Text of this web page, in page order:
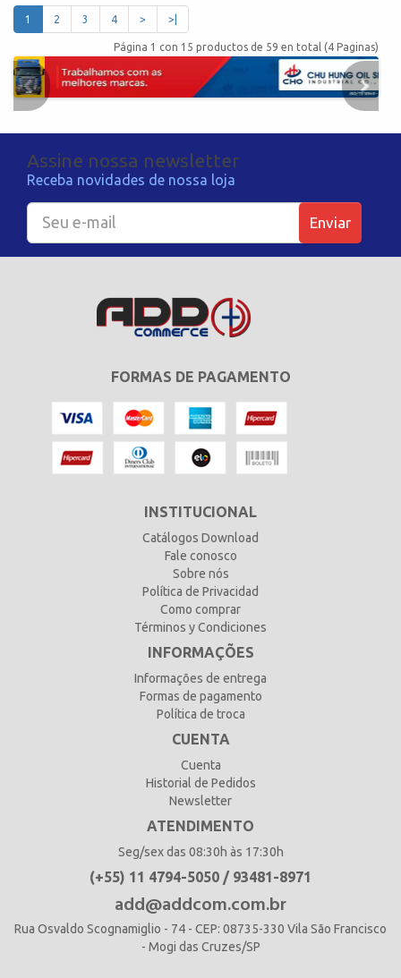
1 2 3 4 > >|
Página 1 con 15 productos de 59 en total (4 Paginas)
Assine nossa newsletter
Receba novidades de nossa loja
Enviar
FORMAS DE PAGAMENTO
INSTITUCIONAL
Catálogos Download
Fale conosco
Sobre nós
Política de Privacidad
Como comprar
Términos y Condiciones
INFORMAÇÕES
Informações de entrega
Formas de pagamento
Política de troca
CUENTA
Cuenta
Historial de Pedidos
Newsletter
ATENDIMENTO
Seg/sex das 08:30h às 17:30h
(+55) 11 4794-5050 / 93481-8971
add@addcom.com.br
Rua Osvaldo Scognamiglio - 74 - CEP: 08735-330 Vila São Francisco
- Mogi das Cruzes/SP